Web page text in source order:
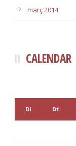
març 2014
CALENDAR
Dl Dt